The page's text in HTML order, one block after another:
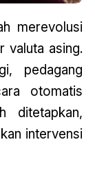
merevolusi
valuta asing.
pedagang
otomatis
ditetapkan,
intervensi